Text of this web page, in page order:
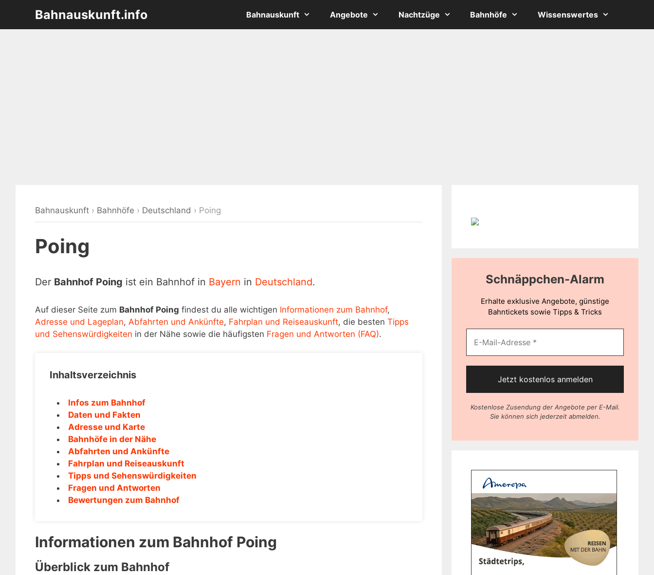
springen
Bahnauskunft.info Bahnauskunft Angebote Nachtzüge Bahnhöfe Wissenswertes
Bahnauskunft › Bahnhöfe › Deutschland › Poing
Poing
Der Bahnhof Poing ist ein Bahnhof in Bayern in Deutschland.
Auf dieser Seite zum Bahnhof Poing findest du alle wichtigen Informationen zum Bahnhof,
Adresse und Lageplan, Abfahrten und Ankünfte, Fahrplan und Reiseauskunft, die besten Tipps
und Sehenswürdigkeiten in der Nähe sowie die häufigsten Fragen und Antworten (FAQ).
Inhaltsverzeichnis
Infos zum Bahnhof
Daten und Fakten
Adresse und Karte
Bahnhöfe in der Nähe
Abfahrten und Ankünfte
Fahrplan und Reiseauskunft
Tipps und Sehenswürdigkeiten
Fragen und Antworten
Bewertungen zum Bahnhof
Informationen zum Bahnhof Poing
Überblick zum Bahnhof
Schnäppchen-Alarm
Erhalte exklusive Angebote, günstige
Bahntickets sowie Tipps & Tricks
Kostenlose Zusendung der Angebote per E-Mail.
Sie können sich jederzeit abmelden.